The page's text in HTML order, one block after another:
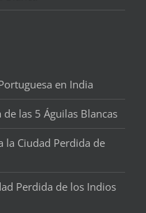
en India
de las 5 Águilas Blancas
la Ciudad Perdida de
Perdida de los Indios